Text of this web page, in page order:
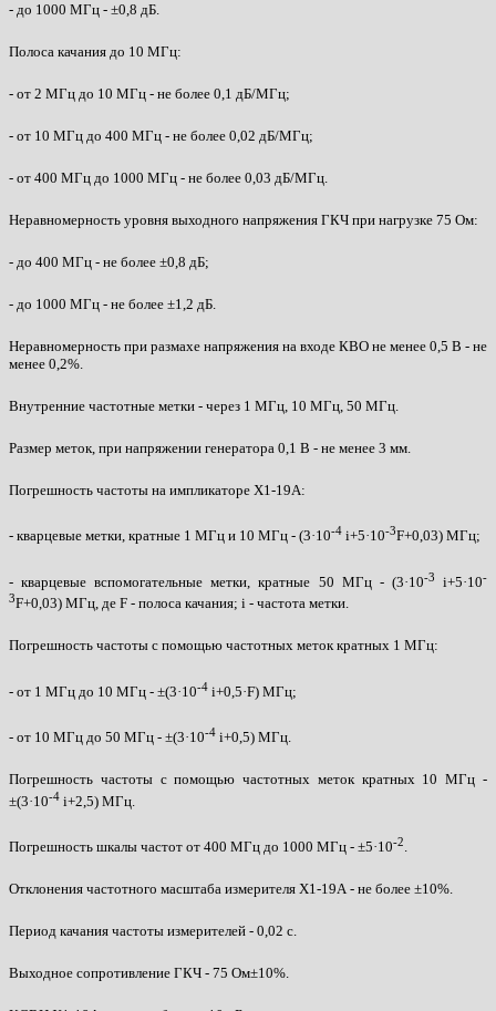
- до 1000 МГц - ±0,8 дБ.
Полоса качания до 10 МГц:
- от 2 МГц до 10 МГц - не более 0,1 дБ/МГц;
- от 10 МГц до 400 МГц - не более 0,02 дБ/МГц;
- от 400 МГц до 1000 МГц - не более 0,03 дБ/МГц.
Неравномерность уровня выходного напряжения ГКЧ при нагрузке 75 Ом:
- до 400 МГц - не более ±0,8 дБ;
- до 1000 МГц - не более ±1,2 дБ.
Неравномерность при размахе напряжения на входе КВО не менее 0,5 В - не
менее 0,2%.
Внутренние частотные метки - через 1 МГц, 10 МГц, 50 МГц.
Размер меток, при напряжении генератора 0,1 В - не менее 3 мм.
Погрешность частоты на импликаторе Х1-19А:
- кварцевые метки, кратные 1 МГц и 10 МГц - (3·10-4 i+5·10-3F+0,03) МГц;
- кварцевые вспомогательные метки, кратные 50 МГц - (3·10-3 i+5·10-
3F+0,03) МГц, де F - полоса качания; i - частота метки.
Погрешность частоты с помощью частотных меток кратных 1 МГц:
- от 1 МГц до 10 МГц - ±(3·10-4 i+0,5·F) МГц;
- от 10 МГц до 50 МГц - ±(3·10-4 i+0,5) МГц.
Погрешность частоты с помощью частотных меток кратных 10 МГц -
±(3·10-4 i+2,5) МГц.
Погрешность шкалы частот от 400 МГц до 1000 МГц - ±5·10-2.
Отклонения частотного масштаба измерителя Х1-19А - не более ±10%.
Период качания частоты измерителей - 0,02 с.
Выходное сопротивление ГКЧ - 75 Ом±10%.